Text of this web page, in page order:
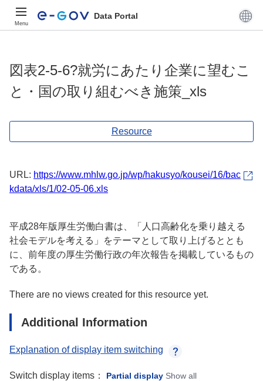
Menu
Data Portal
図表2-5-6?就労にあたり企業に望むこ
と・国の取り組むべき施策_xls
Resource
URL: https://www.mhlw.go.jp/wp/hakusyo/kousei/16/bac
kdata/xls/1/02-05-06.xls
平成28年版厚生労働白書は、「人口高齢化を乗り越える
社会モデルを考える」をテーマとして取り上げるととも
に、前年度の厚生労働行政の年次報告を掲載しているもの
である。
There are no views created for this resource yet.
Additional Information
Explanation of display item switching
Switch display items： Partial display Show all